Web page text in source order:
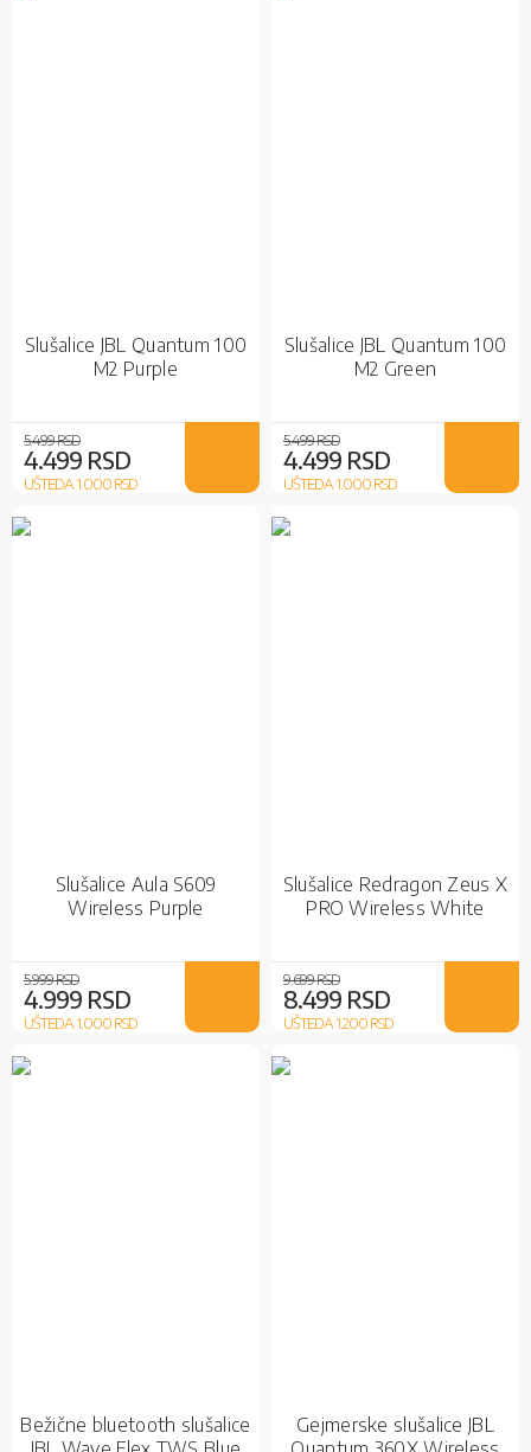
Slušalice JBL Quantum 100
M2 Purple
5.499 RSD
4.499 RSD
UŠTEDA 1.000RSD
Slušalice JBL Quantum 100
M2 Green
5.499 RSD
4.499 RSD
UŠTEDA 1.000RSD
Slušalice Aula S609
Wireless Purple
5.999 RSD
4.999 RSD
UŠTEDA 1.000RSD
Slušalice Redragon Zeus X
PRO Wireless White
9.699 RSD
8.499 RSD
UŠTEDA 1.200RSD
Bežične bluetooth slušalice
Gejmerske slušalice JBL